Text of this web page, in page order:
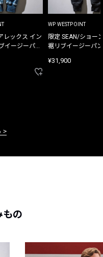
レックス イン
イージーパン
WP WESTPOINT
限定 SEAN/ショー
裾リブイージーパ
¥31,900
もの